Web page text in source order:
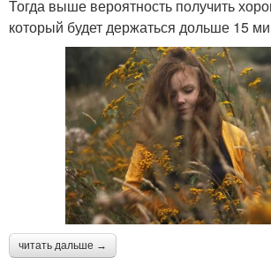
Тогда выше вероятность получить
который будет держаться дольше 15
читать дальше →